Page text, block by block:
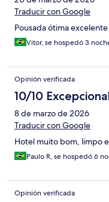
Traducir con Google
Pousada ótima excelente
Vitor, se hospedó 3
Opinión verificada
10/10
8 de marzo de 2026
Traducir con Google
Hotel muito bom, limpo
Paulo R, se hospedó 6
Opinión verificada